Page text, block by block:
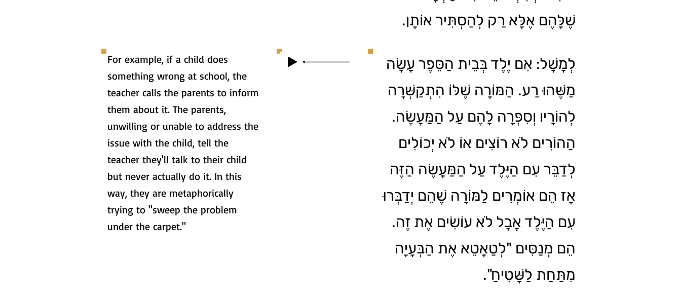
שֶׁלָּהֶם אֶלָּא רַק לְהַסְתִּיר אוֹתָן.
For example, if a child does
something wrong at school, the
teacher calls the parents to inform
them about it. The parents,
unwilling or unable to address the
issue with the child, tell the
teacher they'll talk to their child
but never actually do it. In this
way, they are metaphorically
trying to "sweep the problem
under the carpet."
לְמָשָׁל: אִם יֶלֶד בְּבֵית הַסֵּפֶר עָשָׂה
מַשֶּׁהוּ רַע. הַמּוֹרָה שֶׁלּוֹ הִתְקַשְּׁרָה
לְהוֹרָיו וְסִפְּרָה לָהֶם עַל הַמַּעֲשֶׂה.
הַהוֹרִים לֹא רוֹצִים אוֹ לֹא יְכוֹלִים
לְדַבֵּר עִם הַיֶּלֶד עַל הַמַּעֲשֶׂה הַזֶּה
אָז הֵם אוֹמְרִים לַמּוֹרָה שֶׁהֵם יְדַבְּרוּ
עִם הַיֶּלֶד אֲבָל לֹא עוֹשִׂים אֶת זֶה.
הֵם מְנַסִּים "לְטַאֲטֵא אֶת הַבְּעָיָה
מִתַּחַת לַשָּׁטִיחַ".